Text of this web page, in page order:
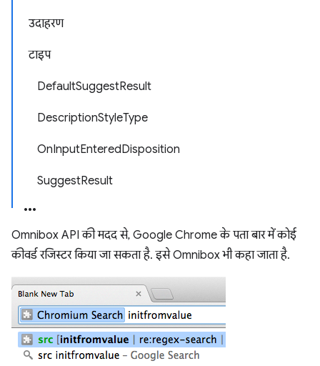
उदाहरण
टाइप
DefaultSuggestResult
DescriptionStyleType
OnInputEnteredDisposition
SuggestResult
Omnibox API की मदद से, Google Chrome के पता बार में कोई
कीवर्ड रजिस्टर किया जा सकता है. इसे Omnibox भी कहा जाता है.